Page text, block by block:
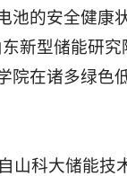
池的安全健康
新型储能研
在诸多绿色
山科大储能技